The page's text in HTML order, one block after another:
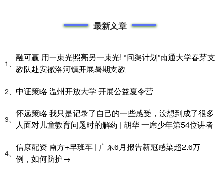
最新文章
1、
融可赢 用一束光照亮另一束光! “问渠计划”南通大学春芽支
教队赴安徽洛河镇开展暑期支教
2、 中证策略 温州开放大学 开展公益夏令营
3、
怀远策略 我只是记录了自己的一些感受，没想到成了很多
人面对儿童教育问题时的解药 | 胡华 一席少年第54位讲者
4、
信康配资 南方+早班车 | 广东6月报告新冠感染超2.6万
例，如何防护→